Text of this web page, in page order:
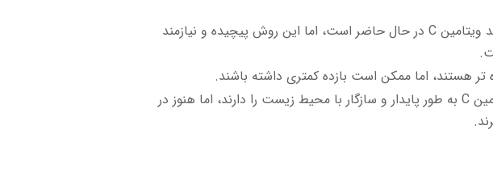
روش سنتز شیمیایی رایج ترین روش تولید ویتامین C در حال حاضر است، اما این روش پیچیده و نیازمند
هستند، اما ممکن است بازده کمتری داشته باشند.
روش های بیولوژیکی پتانسیل تولید ویتامین C به طور پایدار و سازگار با محیط زیست را دارند، اما هنوز در